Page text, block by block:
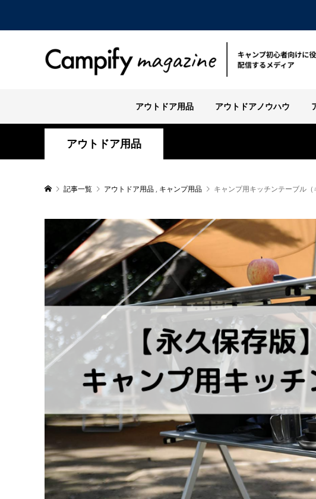
アウトドア用品 アウトドアノウハウ
アウトドア用品
記事一覧 アウトドア用品 , キャンプ用品 キャンプ用キッチンテーブル